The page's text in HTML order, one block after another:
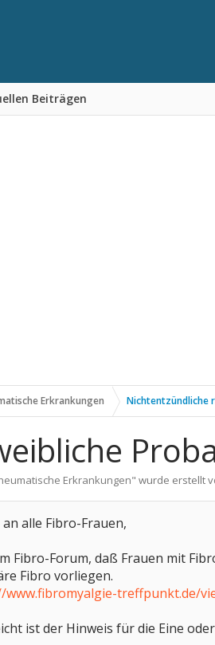
Beiträgen
Erkrankungen Nichtentzündliche
Erkrankungen" wurde erstellt
alle Fibro-Frauen,
Fibro-Forum, daß Frauen mit
Fibro vorliegen.
www.fibromyalgie-treffpunkt.de/
ist der Hinweis für die Eine